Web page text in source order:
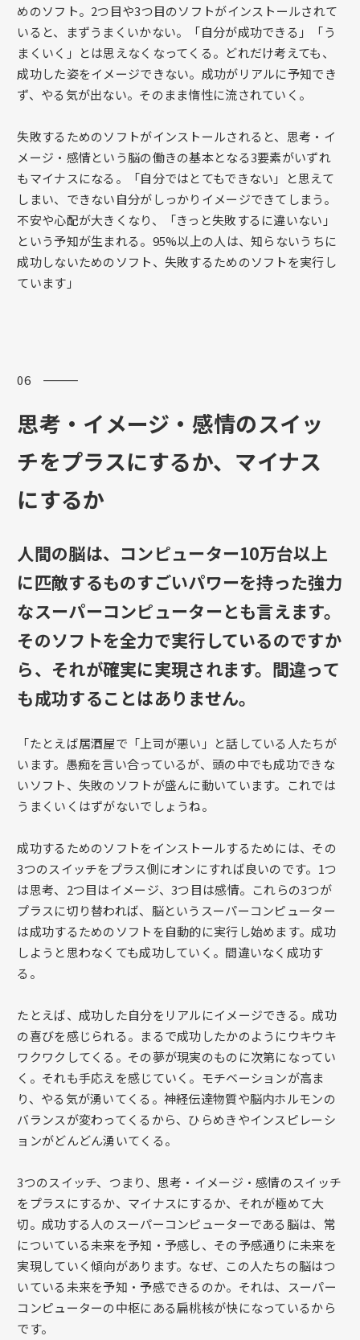
めのソフト。2つ目や3つ目のソフトがインストールされて
いると、まずうまくいかない。「自分が成功できる」「う
まくいく」とは思えなくなってくる。どれだけ考えても、
成功した姿をイメージできない。成功がリアルに予知でき
ず、やる気が出ない。そのまま惰性に流されていく。
失敗するためのソフトがインストールされると、思考・イ
メージ・感情という脳の働きの基本となる3要素がいずれ
もマイナスになる。「自分ではとてもできない」と思えて
しまい、できない自分がしっかりイメージできてしまう。
不安や心配が大きくなり、「きっと失敗するに違いない」
という予知が生まれる。95%以上の人は、知らないうちに
成功しないためのソフト、失敗するためのソフトを実行し
ています」
06 ―――
思考・イメージ・感情のスイッ
チをプラスにするか、マイナス
にするか
人間の脳は、コンピューター10万台以上
に匹敵するものすごいパワーを持った強力
なスーパーコンピューターとも言えます。
そのソフトを全力で実行しているのですか
ら、それが確実に実現されます。間違って
も成功することはありません。
「たとえば居酒屋で「上司が悪い」と話している人たちが
います。愚痴を言い合っているが、頭の中でも成功できな
いソフト、失敗のソフトが盛んに動いています。これでは
うまくいくはずがないでしょうね。
成功するためのソフトをインストールするためには、その
3つのスイッチをプラス側にオンにすれば良いのです。1つ
は思考、2つ目はイメージ、3つ目は感情。これらの3つが
プラスに切り替われば、脳というスーパーコンピューター
は成功するためのソフトを自動的に実行し始めます。成功
しようと思わなくても成功していく。間違いなく成功す
る。
たとえば、成功した自分をリアルにイメージできる。成功
の喜びを感じられる。まるで成功したかのようにウキウキ
ワクワクしてくる。その夢が現実のものに次第になってい
く。それも手応えを感じていく。モチベーションが高ま
り、やる気が湧いてくる。神経伝達物質や脳内ホルモンの
バランスが変わってくるから、ひらめきやインスピレーシ
ョンがどんどん湧いてくる。
3つのスイッチ、つまり、思考・イメージ・感情のスイッチ
をプラスにするか、マイナスにするか、それが極めて大
切。成功する人のスーパーコンピューターである脳は、常
についている未来を予知・予感し、その予感通りに未来を
実現していく傾向があります。なぜ、この人たちの脳はつ
いている未来を予知・予感できるのか。それは、スーパー
コンピューターの中枢にある扁桃核が快になっているから
です。